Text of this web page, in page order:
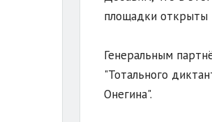
площадки открыты
Генеральным
"Тотального
Онегина".